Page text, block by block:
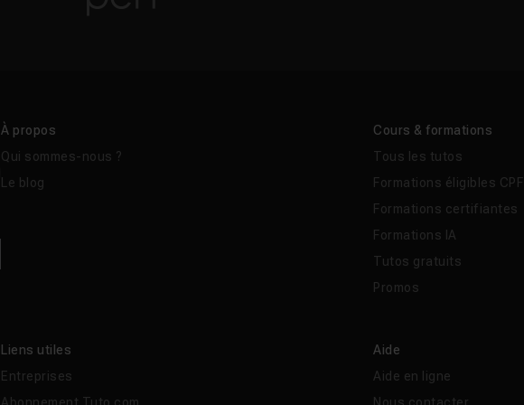
Comment ouvrir Camera Raw dans Photoshop ?
Quelle est la différence entre Camera Raw et Lightroom ?
Comment mettre à jour Camera Raw ?
À propos
Qui sommes-nous ?
Le blog
Cours & formations
Tous les tutos
Formations éligibles CPF
Formations certifiantes
Formations IA
Tutos gratuits
Promos
Liens utiles
Entreprises
Abonnement Tuto.com
Aide
Aide en ligne
Nous contacter